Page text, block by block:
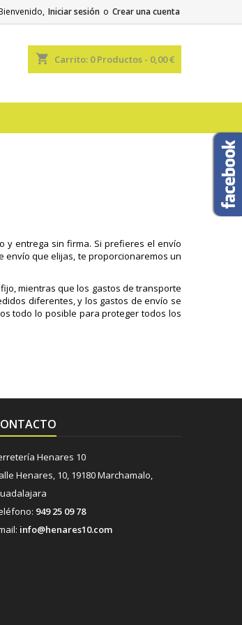
Iniciar sesión o Crear una cuenta
shopping_cart Carrito: 0Productos - 0,00 €
y entrega sin firma. Si prefieres el envío
envío que elijas, te proporcionaremos un
mientras que los gastos de transporte
diferentes, y los gastos de envío se
todo lo posible para proteger todos los
Henares 10
Henares, 10, 19180 Marchamalo,
949 25 09 78
info@henares10.com